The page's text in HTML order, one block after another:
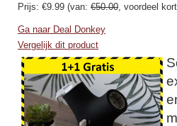
Prijs: €9.99 (van: €50.00, voordeel
Ga naar Deal Donkey
Vergelijk dit product